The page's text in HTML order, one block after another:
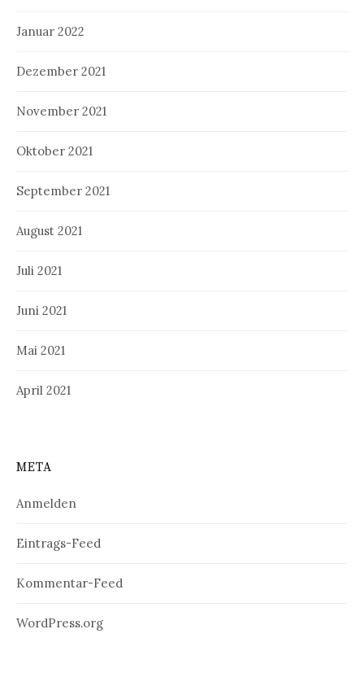
Januar 2022
Dezember 2021
November 2021
Oktober 2021
September 2021
August 2021
Juli 2021
Juni 2021
Mai 2021
April 2021
META
Anmelden
Eintrags-Feed
Kommentar-Feed
WordPress.org